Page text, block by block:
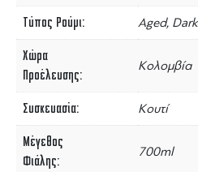
Τύπος Ρούμι Aged, Dark
Χώρα
Προέλευσης
Κολομβία
Συσκευασία Κουτί
Μέγεθος
Φιάλης
700ml